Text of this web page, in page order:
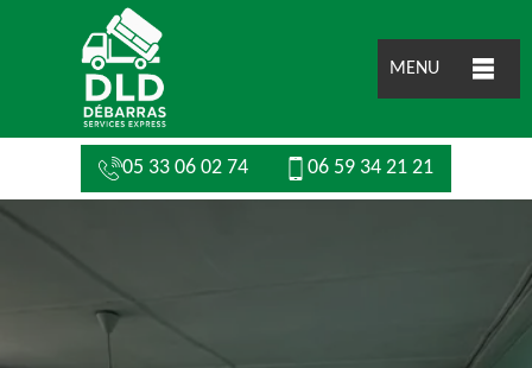
MENU
05 33 06 02 74 06 59 34 21 21